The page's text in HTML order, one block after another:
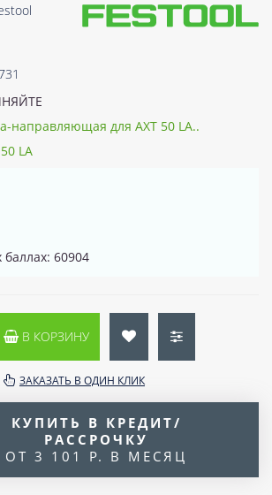
направляющая для AXT 50 LA..
LA
60904
В КОРЗИНУ
ЗАКАЗАТЬ В ОДИН КЛИК
КУПИТЬ В КРЕДИТ/
РАССРОЧКУ
ОТ 3 101 Р. В МЕСЯЦ